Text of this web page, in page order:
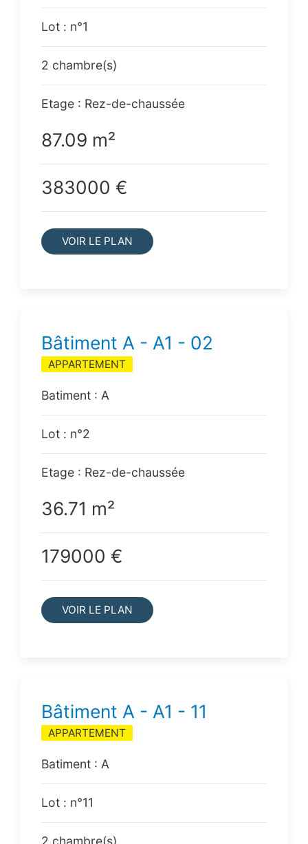
Lot : n°1
2 chambre(s)
Etage : Rez-de-chaussée
87.09 m²
383000 €
VOIR LE PLAN
Bâtiment A - A1 - 02
APPARTEMENT
Batiment : A
Lot : n°2
Etage : Rez-de-chaussée
36.71 m²
179000 €
VOIR LE PLAN
Bâtiment A - A1 - 11
APPARTEMENT
Batiment : A
Lot : n°11
2 chambre(s)